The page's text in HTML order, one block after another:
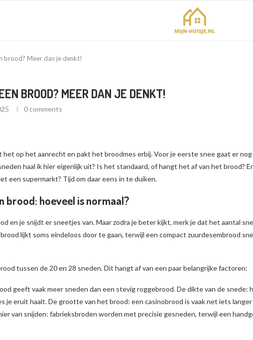
brood? Meer dan je denkt!
BROOD? MEER DAN JE DENKT!
0 comments
het op het aanrecht en pakt het broodmes erbij. Voor je eerste snee gaat er nog
haal ik hier eigenlijk uit? Is het standaard, of hangt het af van het brood?
een supermarkt? Tijd om daar eens in te duiken.
brood: hoeveel is normaal?
en je snijdt er sneetjes van. Maar zodra je beter kijkt, merk je dat het aantal
lijkt soms eindeloos door te gaan, terwijl een compact zuurdesembrood
tussen de 20 en 28 sneden. Dit hangt af van een paar belangrijke factoren:
geeft vaak meer sneden dan een stevig roggebrood. De dikte van de snede:
je eruit haalt. De grootte van het brood: een casinobrood is vaak net iets
van snijden: fabrieksbroden worden met precisie gesneden, terwijl een